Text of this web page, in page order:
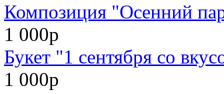
Композиция "Осенний
1 000р
Букет "1 сентября со
1 000р